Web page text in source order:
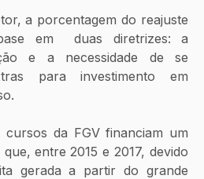
a porcentagem do reajuste
em  duas diretrizes: a
e a necessidade de se
para investimento em
da FGV financiam um
entre 2015 e 2017, devido
gerada a partir do grande